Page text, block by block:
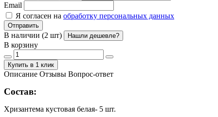
Email
Я согласен на обработку персональных данных
Отправить
В наличии (2 шт) Нашли дешевле?
В корзину
Купить в 1 клик
Описание Отзывы Вопрос-ответ
Состав:
Хризантема кустовая белая- 5 шт.